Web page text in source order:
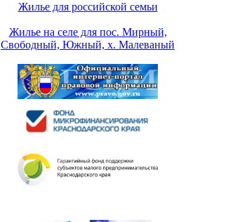
Жилье для российской семьи
Жилье на селе для пос. Мирный,
Свободный, Южный, х. Малеваный